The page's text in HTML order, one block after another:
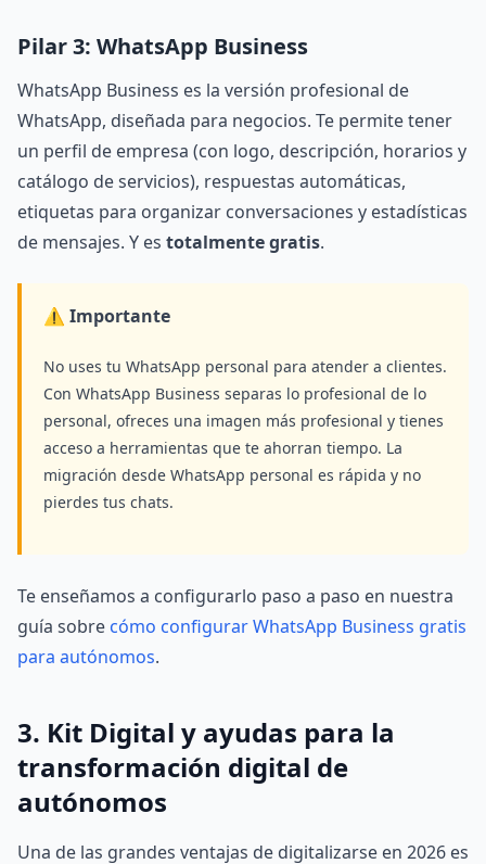
Pilar 3: WhatsApp Business
WhatsApp Business es la versión profesional de
WhatsApp, diseñada para negocios. Te permite tener
un perfil de empresa (con logo, descripción, horarios y
catálogo de servicios), respuestas automáticas,
etiquetas para organizar conversaciones y estadísticas
de mensajes. Y es totalmente gratis.
⚠️ Importante
No uses tu WhatsApp personal para atender a clientes.
Con WhatsApp Business separas lo profesional de lo
personal, ofreces una imagen más profesional y tienes
acceso a herramientas que te ahorran tiempo. La
migración desde WhatsApp personal es rápida y no
pierdes tus chats.
Te enseñamos a configurarlo paso a paso en nuestra
guía sobre cómo configurar WhatsApp Business gratis
para autónomos.
3. Kit Digital y ayudas para la
transformación digital de
autónomos
Una de las grandes ventajas de digitalizarse en 2026 es